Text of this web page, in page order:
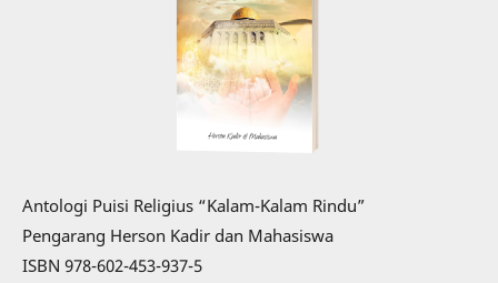
Antologi Puisi Religius “Kalam-Kalam Rindu”
Pengarang Herson Kadir dan Mahasiswa
ISBN 978-602-453-937-5